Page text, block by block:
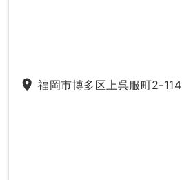
place 福岡市博多区上呉服町2-114